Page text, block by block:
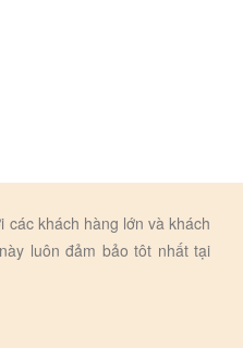
các khách hàng lớn và khách
luôn đảm bảo tôt nhất tại